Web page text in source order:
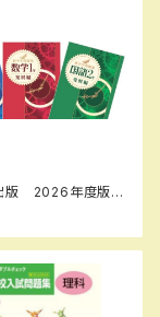
版 2026年度版
集 国語 中1～3
年（選択くださ
全セット